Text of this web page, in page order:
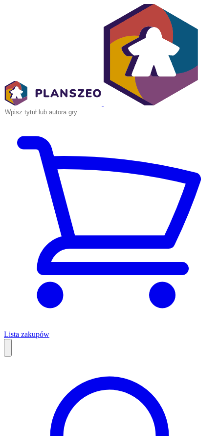
Lista zakupów